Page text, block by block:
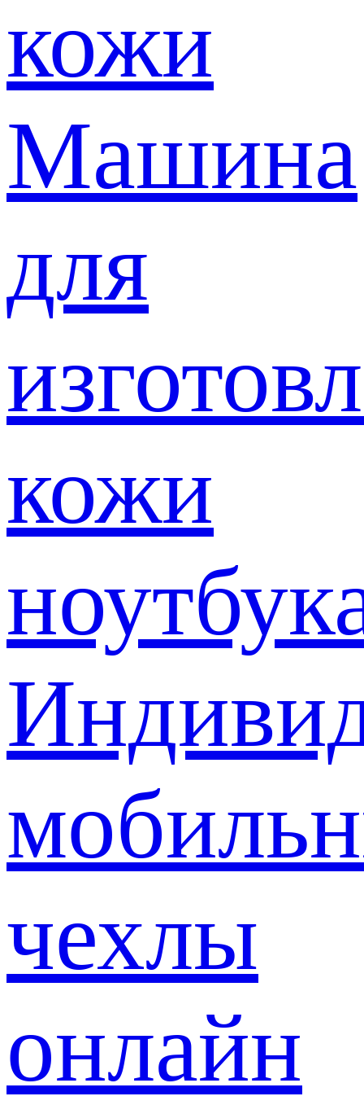
кожи
Машина
для
кожи
чехлы
онлайн